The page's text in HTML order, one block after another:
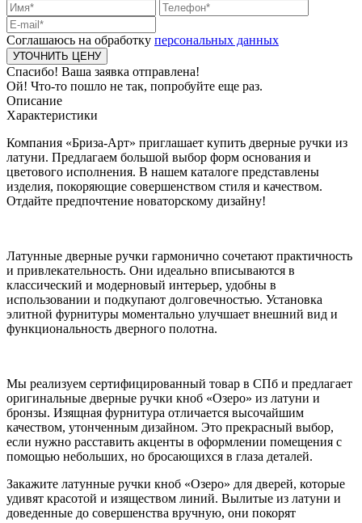
Соглашаюсь на обработку персональных данных
Спасибо! Ваша заявка отправлена!
Ой! Что-то пошло не так, попробуйте еще раз.
Описание
Характеристики
Компания «Бриза-Арт» приглашает купить дверные ручки из
латуни. Предлагаем большой выбор форм основания и
цветового исполнения. В нашем каталоге представлены
изделия, покоряющие совершенством стиля и качеством.
Отдайте предпочтение новаторскому дизайну!
Латунные дверные ручки гармонично сочетают практичность
и привлекательность. Они идеально вписываются в
классический и модерновый интерьер, удобны в
использовании и подкупают долговечностью. Установка
элитной фурнитуры моментально улучшает внешний вид и
функциональность дверного полотна.
Мы реализуем сертифицированный товар в СПб и предлагает
оригинальные дверные ручки кноб «Озеро» из латуни и
бронзы. Изящная фурнитура отличается высочайшим
качеством, утонченным дизайном. Это прекрасный выбор,
если нужно расставить акценты в оформлении помещения с
помощью небольших, но бросающихся в глаза деталей.
Закажите латунные ручки кноб «Озеро» для дверей, которые
удивят красотой и изяществом линий. Вылитые из латуни и
доведенные до совершенства вручную, они покорят